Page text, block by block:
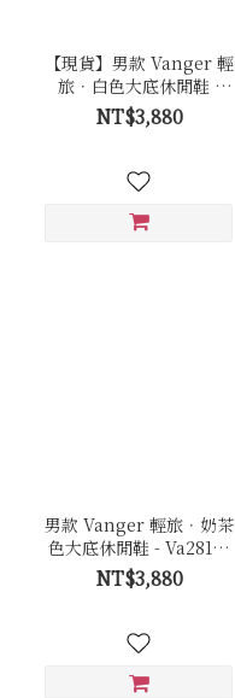
【現貨】男款 Vanger 輕
旅．白色大底休閒鞋 -
Va281白
NT$3,880
男款 Vanger 輕旅．奶茶
色大底休閒鞋 - Va281黑
(白底)
NT$3,880